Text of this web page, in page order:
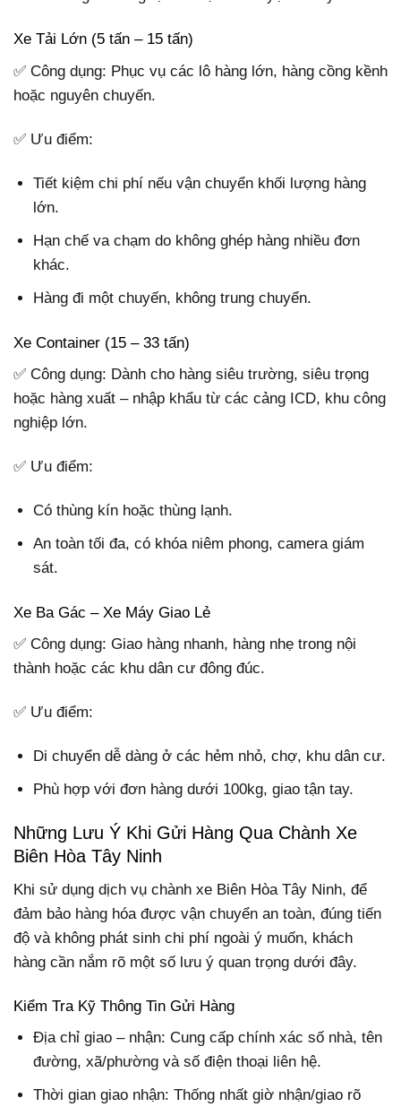
Xe Tải Lớn (5 tấn – 15 tấn)
✅ Công dụng: Phục vụ các lô hàng lớn, hàng cồng kềnh
hoặc nguyên chuyến.
✅ Ưu điểm:
Tiết kiệm chi phí nếu vận chuyển khối lượng hàng
lớn.
Hạn chế va chạm do không ghép hàng nhiều đơn
khác.
Hàng đi một chuyến, không trung chuyển.
Xe Container (15 – 33 tấn)
✅ Công dụng: Dành cho hàng siêu trường, siêu trọng
hoặc hàng xuất – nhập khẩu từ các cảng ICD, khu công
nghiệp lớn.
✅ Ưu điểm:
Có thùng kín hoặc thùng lạnh.
An toàn tối đa, có khóa niêm phong, camera giám
sát.
Xe Ba Gác – Xe Máy Giao Lẻ
✅ Công dụng: Giao hàng nhanh, hàng nhẹ trong nội
thành hoặc các khu dân cư đông đúc.
✅ Ưu điểm:
Di chuyển dễ dàng ở các hẻm nhỏ, chợ, khu dân cư.
Phù hợp với đơn hàng dưới 100kg, giao tận tay.
Những Lưu Ý Khi Gửi Hàng Qua Chành Xe
Biên Hòa Tây Ninh
Khi sử dụng dịch vụ chành xe Biên Hòa Tây Ninh, để
đảm bảo hàng hóa được vận chuyển an toàn, đúng tiến
độ và không phát sinh chi phí ngoài ý muốn, khách
hàng cần nắm rõ một số lưu ý quan trọng dưới đây.
Kiểm Tra Kỹ Thông Tin Gửi Hàng
Địa chỉ giao – nhận: Cung cấp chính xác số nhà, tên
đường, xã/phường và số điện thoại liên hệ.
Thời gian giao nhận: Thống nhất giờ nhận/giao rõ